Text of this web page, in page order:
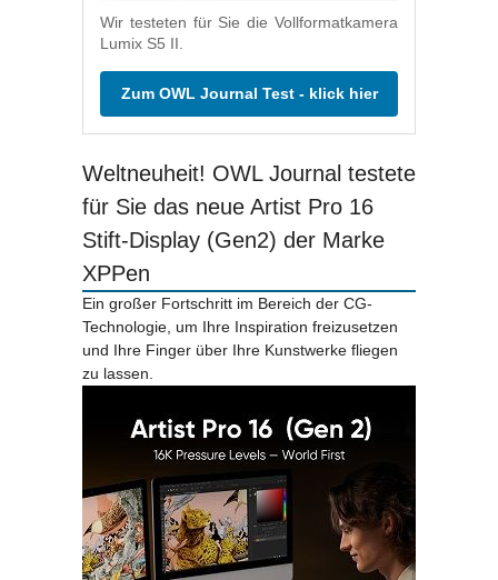
Wir testeten für Sie die Vollformatkamera
Lumix S5 II.
Zum OWL Journal Test - klick hier
Weltneuheit! OWL Journal testete
für Sie das neue Artist Pro 16
Stift-Display (Gen2) der Marke
XPPen
Ein großer Fortschritt im Bereich der CG-
Technologie, um Ihre Inspiration freizusetzen
und Ihre Finger über Ihre Kunstwerke fliegen
zu lassen.